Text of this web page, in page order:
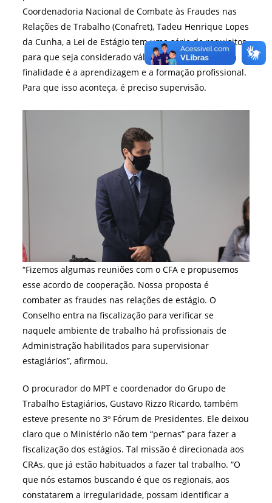
Coordenadoria Nacional de Combate às Fraudes nas
Relações de Trabalho (Conafret), Tadeu Henrique Lopes
da Cunha, a Lei de Estágio tem uma série de requisitos
para que seja considerado válido. Ele explicou que a
finalidade é a aprendizagem e a formação profissional.
Para que isso aconteça, é preciso supervisão.
“Fizemos algumas reuniões com o CFA e propusemos
esse acordo de cooperação. Nossa proposta é
combater as fraudes nas relações de estágio. O
Conselho entra na fiscalização para verificar se
naquele ambiente de trabalho há profissionais de
Administração habilitados para supervisionar
estagiários”, afirmou.
O procurador do MPT e coordenador do Grupo de
Trabalho Estagiários, Gustavo Rizzo Ricardo, também
esteve presente no 3º Fórum de Presidentes. Ele deixou
claro que o Ministério não tem “pernas” para fazer a
fiscalização dos estágios. Tal missão é direcionada aos
CRAs, que já estão habituados a fazer tal trabalho. “O
que nós estamos buscando é que os regionais, aos
constatarem a irregularidade, possam identificar a